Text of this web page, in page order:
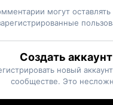
могут оставлять
Создать аккаунт
новый
сообществе. Это